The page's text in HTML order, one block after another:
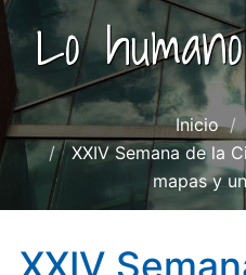
Lo
Inicio
XXIV Semana de la
mapas y
XXIV